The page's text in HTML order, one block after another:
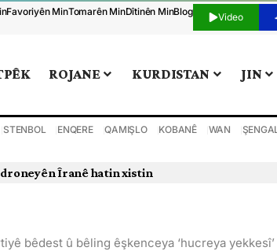
Favoriyên MinTomarên MinDîtinên MinBlog Video
ROJANE KURDISTAN JIN
STENBOL ENQERE QAMIŞLO KOBANÊ WAN ŞENGAL
Îranê hatin xistin
bêdest û bêling êşkenceya ‘hucreya yekkesî’